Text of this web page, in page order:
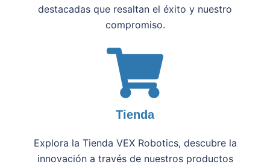
destacadas que resaltan el éxito y nuestro
compromiso.
Tienda
Explora la Tienda VEX Robotics, descubre la
innovación a través de nuestros productos